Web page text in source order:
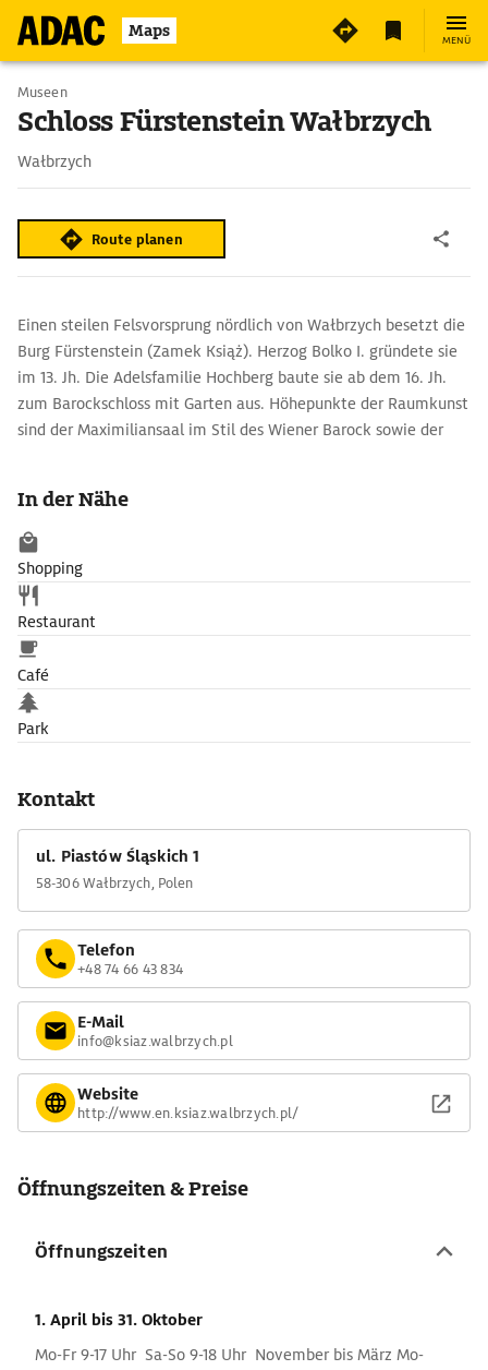
Maps MENÜ
Museen
Schloss Fürstenstein Wałbrzych
Wałbrzych
Route planen
Einen steilen Felsvorsprung nördlich von Wałbrzych besetzt die
Burg Fürstenstein (Zamek Książ). Herzog Bolko I. gründete sie
im 13. Jh. Die Adelsfamilie Hochberg baute sie ab dem 16. Jh.
zum Barockschloss mit Garten aus. Höhepunkte der Raumkunst
sind der Maximiliansaal im Stil des Wiener Barock sowie der
Führungen geht es auch in das Tunnelsystem (Podziemia
Zamku Książ), das die Nazis ab 1939 unter Schloss und Park
anlegten.
In der Nähe
Shopping
Restaurant
Café
Park
Kontakt
ul. Piastów Śląskich 1
58-306 Wałbrzych, Polen
Telefon
+48 74 66 43 834
E-Mail
info@ksiaz.walbrzych.pl
Website
http://www.en.ksiaz.walbrzych.pl/
Öffnungszeiten & Preise
Öffnungszeiten
1. April bis 31. Oktober
Mo-Fr 9-17 Uhr Sa-So 9-18 Uhr November bis März Mo-